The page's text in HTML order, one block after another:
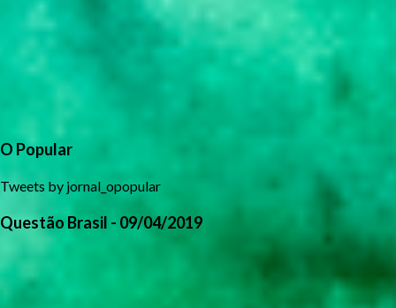
O Popular
Tweets by jornal_opopular
Questão Brasil - 09/04/2019